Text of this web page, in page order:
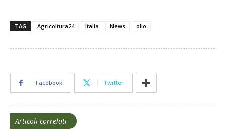
TAG Agricoltura24 Italia News olio
Facebook Twitter
Articoli correlati